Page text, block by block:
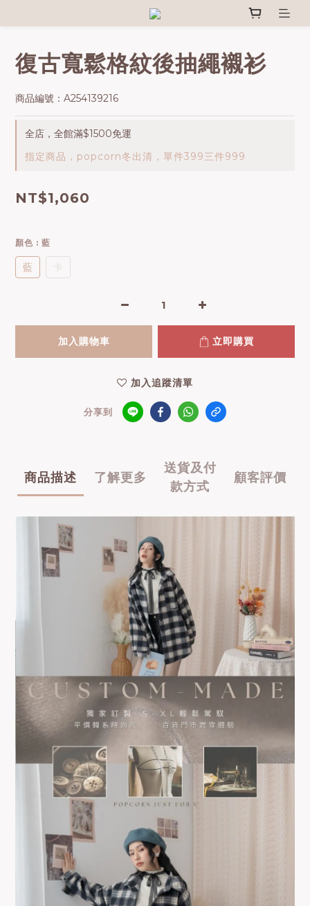
復古寬鬆格紋後抽繩襯衫
商品編號：A254139216
全店，全館滿$1500免運
指定商品，popcorn冬出清，單件399三件999
NT$1,060
顏色 : 藍
藍
加入購物車 立即購買
加入追蹤清單
分享到
商品描述 了解更多
送貨及付
款方式
顧客評價